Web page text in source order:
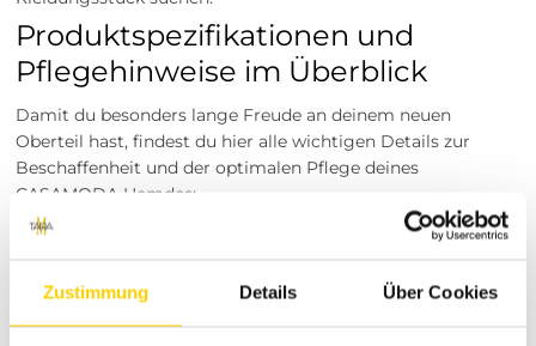
Zustimmung Details Über Cookies
Produktspezifikationen und
Pflegehinweise im Überblick
Damit du besonders lange Freude an deinem neuen
Oberteil hast, findest du hier alle wichtigen Details zur
Beschaffenheit und der optimalen Pflege deines
CASAMODA Hemdes:
Herren > Hemden > Halbarmhemden
55 % Leinen, 45 % Baumwolle
Waschempfehlung:
Buntwäsche